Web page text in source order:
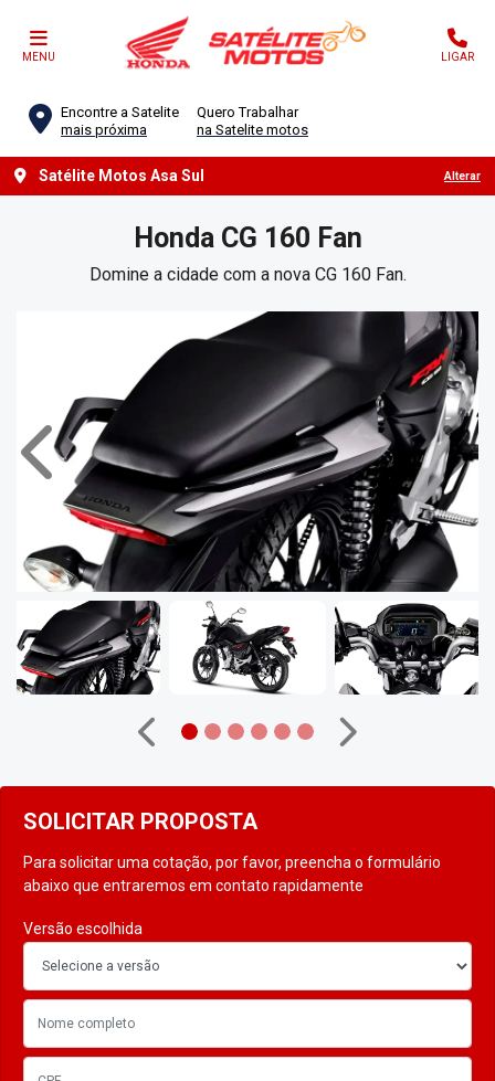
MENU LIGAR
Encontre a Satelite
mais próxima
Quero Trabalhar
na Satelite motos
Satélite Motos Asa Sul Alterar
HondaCG 160 Fan
Domine a cidade com a nova CG 160 Fan.
SOLICITAR PROPOSTA
Para solicitar uma cotação, por favor, preencha o formulário
abaixo que entraremos em contato rapidamente
Versão escolhida
Anterior
Anterior Próximo